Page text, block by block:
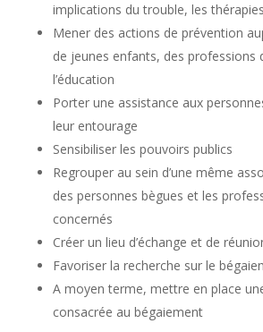
implications du trouble, les thérapies
Mener des actions de prévention
de jeunes enfants, des professions
l’éducation
Porter une assistance aux
leur entourage
Sensibiliser les pouvoirs publics
Regrouper au sein d’une même
des personnes bègues et les
concernés
Créer un lieu d’échange et de
Favoriser la recherche sur le
A moyen terme, mettre en place
consacrée au bégaiement